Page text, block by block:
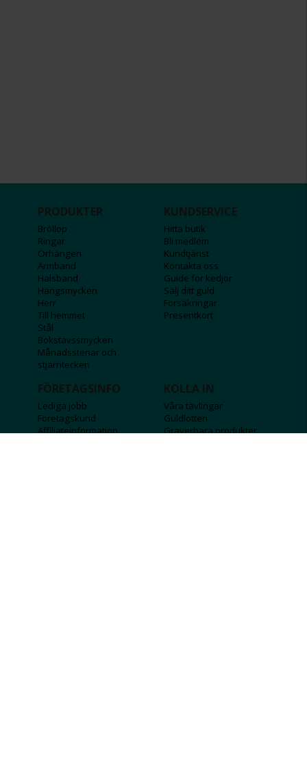
PRODUKTER
Bröllop
Ringar
Örhängen
Armband
Halsband
Hängsmycken
Herr
Till hemmet
Stål
Bokstavssmycken
Månadsstenar och
stjärntecken
KUNDSERVICE
Hitta butik
Bli medlem
Kundtjänst
Kontakta oss
Guide för kedjor
Sälj ditt guld
Försäkringar
Presentkort
FÖRETAGSINFO
Lediga jobb
Företagskund
Affiliateinformation
KOLLA IN
Våra tävlingar
Guldlotten
Graverbara produkter